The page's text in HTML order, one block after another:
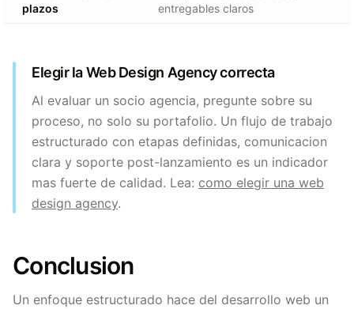
plazos
entregables claros
Elegir la Web Design Agency correcta
Al evaluar un socio agencia, pregunte sobre su
proceso, no solo su portafolio. Un flujo de trabajo
estructurado con etapas definidas, comunicacion
clara y soporte post-lanzamiento es un indicador
mas fuerte de calidad. Lea: como elegir una web
design agency.
Conclusion
Un enfoque estructurado hace del desarrollo web un